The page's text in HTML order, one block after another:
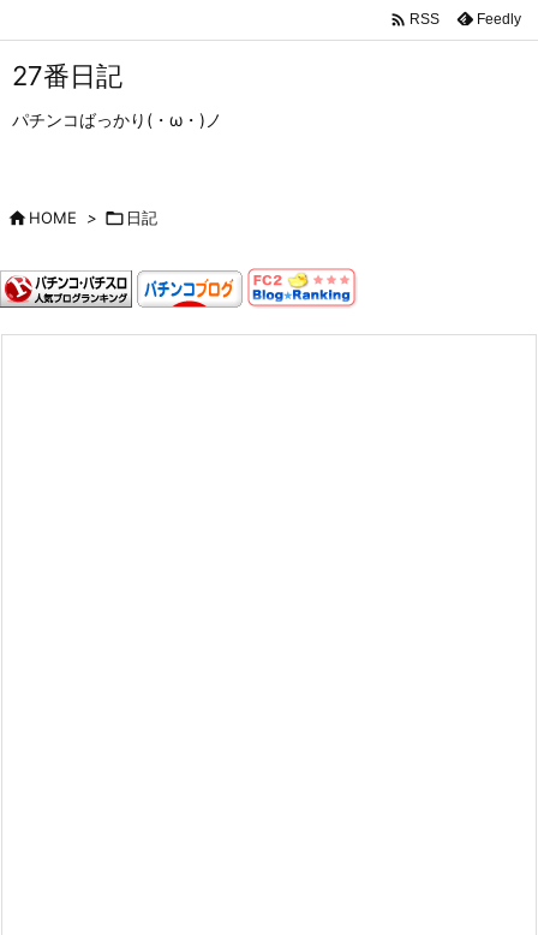
 RSS Feedly
27番日記
パチンコばっかり(・ω・)ノ
HOME >  日記